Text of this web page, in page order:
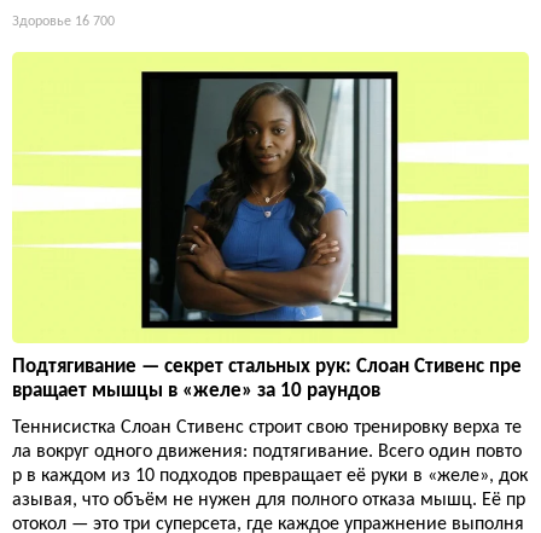
Здоровье 16 700
Подтягивание — секрет стальных рук: Слоан Стивенс пре
вращает мышцы в «желе» за 10 раундов
Теннисистка Слоан Стивенс строит свою тренировку верха те
ла вокруг одного движения: подтягивание. Всего один повто
р в каждом из 10 подходов превращает её руки в «желе», док
азывая, что объём не нужен для полного отказа мышц. Её пр
отокол — это три суперсета, где каждое упражнение выполня